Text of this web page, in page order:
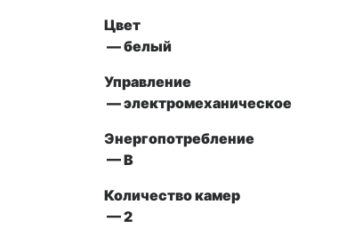
Цвет
— белый
Управление
— электромеханическое
Энергопотребление
— В
Количество камер
— 2